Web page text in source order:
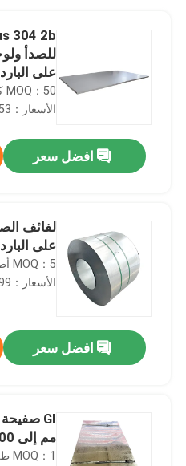
على البارد
MOQ：50 كجم
الأسعار：USD1.27-USD1.53
افضل سعر
على البارد 0.12 مم - 4.0 مم
MOQ：5 أطنان
الأسعار：USD501-USD599
افضل سعر
مم إلى 100 مم
MOQ：1 طن